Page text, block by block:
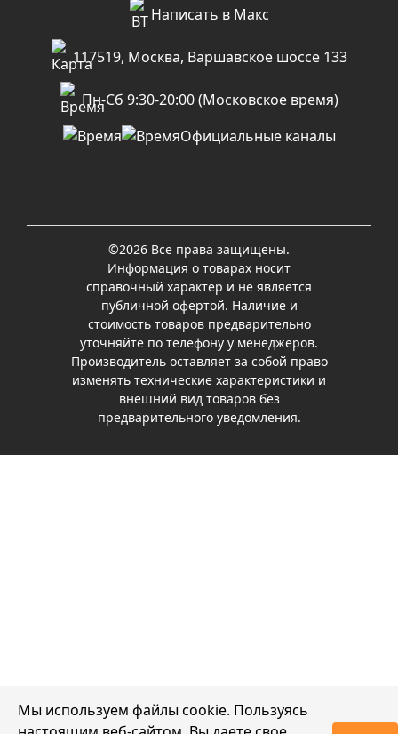
Написать в Макс
117519, Москва, Варшавское шоссе 133
Пн-Сб 9:30-20:00 (Московское время)
Официальные каналы
©2026 Все права защищены.
Информация о товарах носит
справочный характер и не является
публичной офертой. Наличие и
стоимость товаров предварительно
уточняйте по телефону у менеджеров.
Производитель оставляет за собой право
изменять технические характеристики и
внешний вид товаров без
предварительного уведомления.
Мы используем файлы cookie. Пользуясь